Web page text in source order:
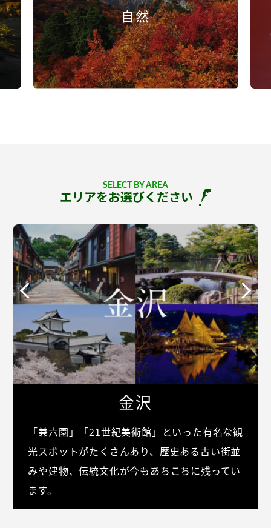
自然
SELECT BY AREA
エリアをお選びください
金沢
「兼六園」「21世紀美術館」といった有名な観
光スポットがたくさんあり、歴史ある古い街並
みや建物、伝統文化が今もあちこちに残ってい
ます。